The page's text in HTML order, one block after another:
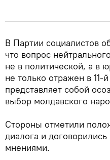
В Партии социалистов
что вопрос
не в политической, а в
не только отражен в 11-
представляет собой
выбор молдавского
Стороны отметили
диалога и
мнениями.